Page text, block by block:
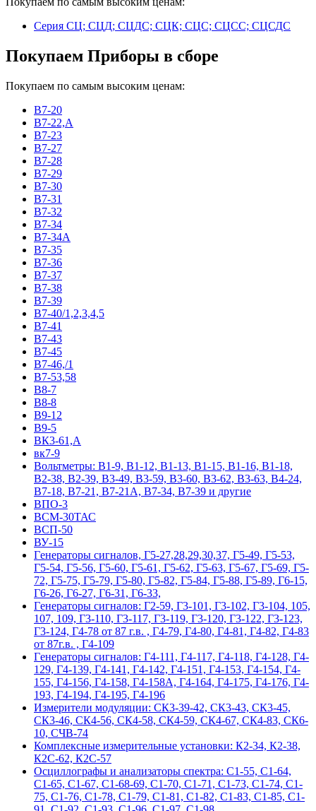
Серия СЦ; СЦД; СЦДС; СЦК; СЦС; СЦСС; СЦСДС
Покупаем Приборы в сборе
Покупаем по самым высоким ценам:
В7-20
В7-22,А
В7-23
В7-27
В7-28
В7-29
В7-30
В7-31
В7-32
В7-34
В7-34А
В7-35
В7-36
В7-37
В7-38
В7-39
В7-40/1,2,3,4,5
В7-41
В7-43
В7-45
В7-46,/1
В7-53,58
В8-7
В8-8
В9-12
В9-5
ВК3-61,А
вк7-9
Вольтметры: В1-9, В1-12, В1-13, В1-15, В1-16, В1-18,
В2-38, В2-39, В3-49, В3-59, В3-60, В3-62, В3-63, В4-24,
В7-18, В7-21, В7-21А, В7-34, В7-39 и другие
ВПО-3
ВСМ-30ТАС
ВСП-50
ВУ-15
Гeнepaтopы cигнaлoв, Г5-27,28,29,30,37, Г5-49, Г5-53,
Г5-54, Г5-56, Г5-60, Г5-61, Г5-62, Г5-63, Г5-67, Г5-69, Г5-
72, Г5-75, Г5-79, Г5-80, Г5-82, Г5-84, Г5-88, Г5-89, Г6-15,
Г6-26, Г6-27, Г6-31, Г6-33,
Гeнepaтopы cигнaлoв: Г2-59, Г3-101, Г3-102, Г3-104, 105,
107, 109, Г3-110, Г3-117, Г3-119, Г3-120, Г3-122, Г3-123,
Г3-124, Г4-78 от 87 г.в. , Г4-79, Г4-80, Г4-81, Г4-82, Г4-83
от 87г.в. , Г4-109
Гeнepaтopы cигнaлoв: Г4-111, Г4-117, Г4-118, Г4-128, Г4-
129, Г4-139, Г4-141, Г4-142, Г4-151, Г4-153, Г4-154, Г4-
155, Г4-156, Г4-158, Г4-158А, Г4-164, Г4-175, Г4-176, Г4-
193, Г4-194, Г4-195, Г4-196
Измерители модуляции: СК3-39-42, СК3-43, СК3-45,
СК3-46, СК4-56, СК4-58, СК4-59, СК4-67, СК4-83, СК6-
10, СЧВ-74
Комплексные измерительные установки: К2-34, К2-38,
К2С-62, К2С-57
Осциллографы и анализаторы спектра: С1-55, С1-64,
С1-65, С1-67, С1-68-69, С1-70, С1-71, С1-73, С1-74, С1-
75, С1-76, С1-78, С1-79, С1-81, С1-82, С1-83, С1-85, С1-